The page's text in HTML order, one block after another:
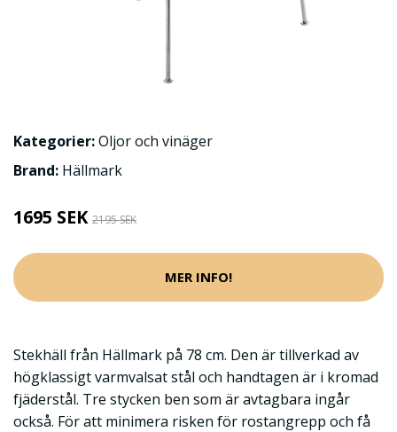
Kategorier:Oljor och vinäger
Brand: Hällmark
1695 SEK 2195 SEK
MER INFO!
Stekhäll från Hällmark på 78 cm. Den är tillverkad av
högklassigt varmvalsat stål och handtagen är i kromad
fjäderstål. Tre stycken ben som är avtagbara ingår
också. För att minimera risken för rostangrepp och få